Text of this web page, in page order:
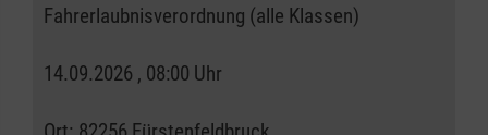
Fahrerlaubnisverordnung (alle Klassen)
14.09.2026 , 08:00 Uhr